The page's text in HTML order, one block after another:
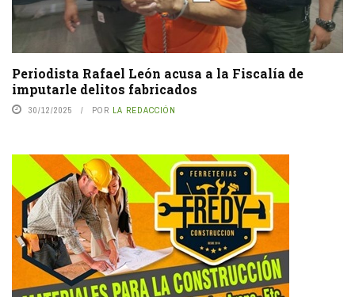
Periodista Rafael León acusa a la Fiscalía de
imputarle delitos fabricados
30/12/2025 POR LA REDACCIÓN